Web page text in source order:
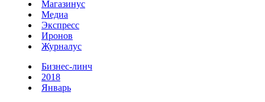
Магазинус
Медиа
Экспресс
Иронов
Журналус
Бизнес-линч
2018
Январь